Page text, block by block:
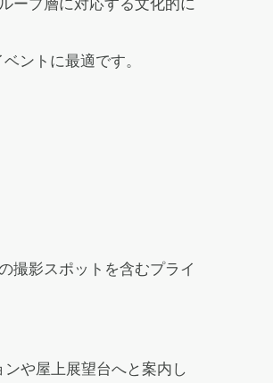
ントに最適です。
撮影スポットを含むプライ
や屋上展望台へと案内し